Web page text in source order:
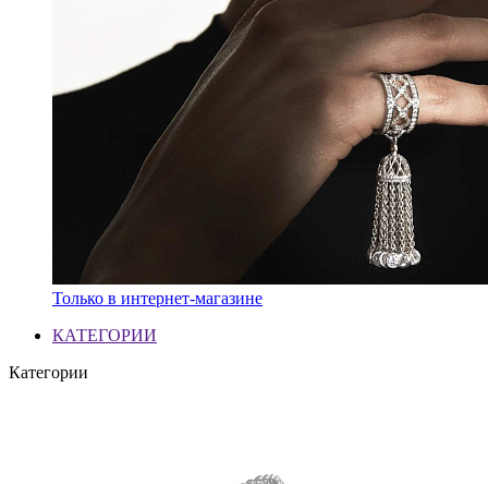
Только в интернет-магазине
КАТЕГОРИИ
Категории